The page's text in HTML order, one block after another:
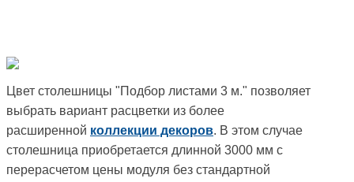
Цвет столешницы "Подбор листами 3 м." позволяет
выбрать вариант расцветки из более
расширенной коллекции декоров. В этом случае
столешница приобретается длинной 3000 мм с
перерасчетом цены модуля без стандартной